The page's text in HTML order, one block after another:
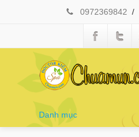
0972369842 /
Danh mục